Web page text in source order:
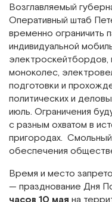
Возглавляемый
Оперативный штаб
временно ограничить
индивидуальной
электроскейтбордов,
моноколес,
подготовки и
политических и
июль. Ограничения
с разным охватом в
пригородах.
обеспечения
Время и место
— празднование Дня